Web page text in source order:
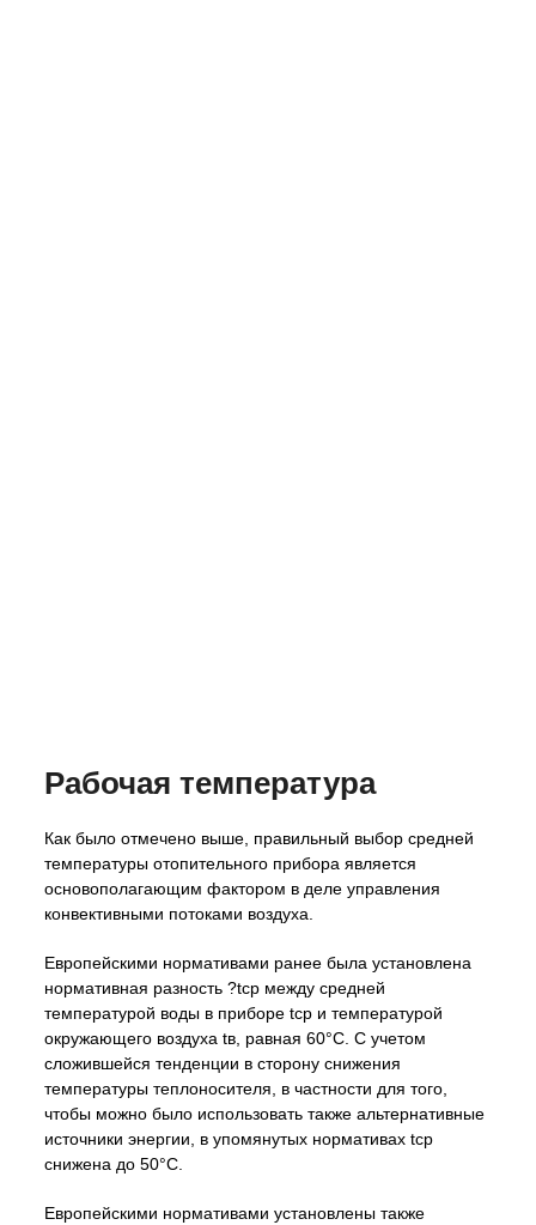
Рабочая температура
Как было отмечено выше, правильный выбор средней
температуры отопительного прибора является
основополагающим фактором в деле управления
конвективными потоками воздуха.
Европейскими нормативами ранее была установлена
нормативная разность ?tср между средней
температурой воды в приборе tср и температурой
окружающего воздуха tв, равная 60°С. С учетом
сложившейся тенденции в сторону снижения
температуры теплоносителя, в частности для того,
чтобы можно было использовать также альтернативные
источники энергии, в упомянутых нормативах tср
снижена до 50°С.
Европейскими нормативами установлены также